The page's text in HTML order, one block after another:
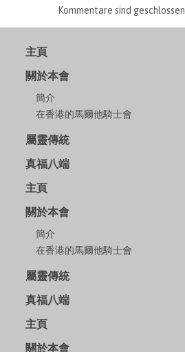
Kommentare sind geschlossen.
主頁
關於本會
簡介
在香港的馬爾他騎士會
屬靈傳統
真福八端
主頁
關於本會
簡介
在香港的馬爾他騎士會
屬靈傳統
真福八端
主頁
關於本會